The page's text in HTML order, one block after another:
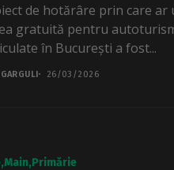
de hotărâre prin care ar
gratuită pentru
în București a fost...
26/03/2026
Main Primărie